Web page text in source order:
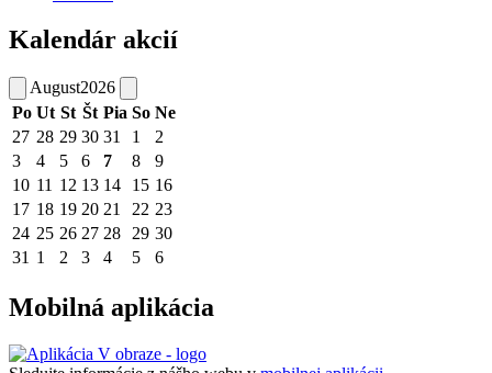
Kalendár akcií
August2026
Po Ut St Št Pia So Ne
27 28 29 30 31 1
2
3
4 5 6 7 8
9
10 11 12 13 14 15 16
17 18 19 20 21 22 23
24 25 26 27 28 29 30
31 1 2 3 4 5 6
Mobilná aplikácia